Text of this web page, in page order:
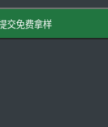
交免费拿样